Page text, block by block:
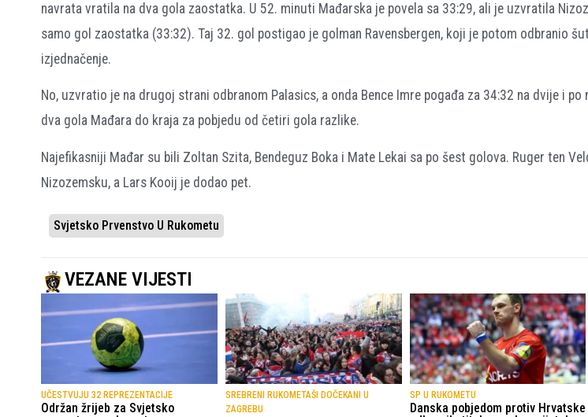
navrata vratila na dva gola zaostatka. U 52. minuti Mađarska je povela sa 33:29, ali je uzvratila
samo gol zaostatka (33:32). Taj 32. gol postigao je golman Ravensbergen, koji je potom odbranio
izjednačenje.
No, uzvratio je na drugoj strani odbranom Palasics, a onda Bence Imre pogađa za 34:32 na dvije i
dva gola Mađara do kraja za pobjedu od četiri gola razlike.
Najefikasniji Mađar su bili Zoltan Szita, Bendeguz Boka i Mate Lekai sa po šest golova. Ruger ten
Nizozemsku, a Lars Kooij je dodao pet.
Svjetsko Prvenstvo U Rukometu
VEZANE VIJESTI
UČESTVUJU 32 REPREZENTACIJE
Održan žrijeb za Svjetsko
SREBRENI RUKOMETAŠI DOČEKANI U
ZAGREBU
SP U RUKOMETU
Danska pobjedom protiv Hrvatske